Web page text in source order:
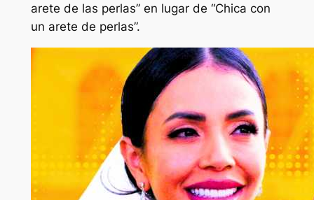
arete de las perlas”en lugar de “Chica con
un arete de perlas”.